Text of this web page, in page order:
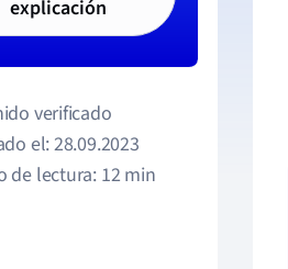
explicación
verificado
el: 28.09.2023
de lectura: 12 min